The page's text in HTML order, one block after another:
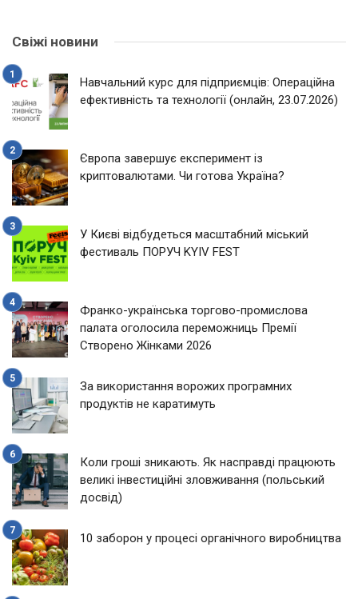
Свіжі новини
Навчальний курс для підприємців: Операційна
ефективність та технології (онлайн, 23.07.2026)
Європа завершує експеримент із
криптовалютами. Чи готова Україна?
У Києві відбудеться масштабний міський
фестиваль ПОРУЧ KYIV FEST
Франко-українська торгово-промислова
палата оголосила переможниць Премії
Створено Жінками 2026
За використання ворожих програмних
продуктів не каратимуть
Коли гроші зникають. Як насправді працюють
великі інвестиційні зловживання (польський
досвід)
10 заборон у процесі органічного виробництва